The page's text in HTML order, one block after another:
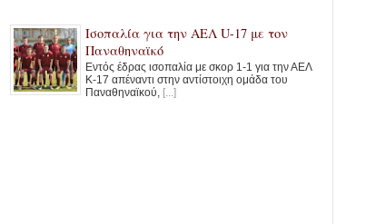
Ισοπαλία για την ΑΕΛ U-17 με τον
Παναθηναϊκό
Εντός έδρας ισοπαλία με σκορ 1-1 για την ΑΕΛ
Κ-17 απέναντι στην αντίστοιχη ομάδα του
Παναθηναϊκού, [...]